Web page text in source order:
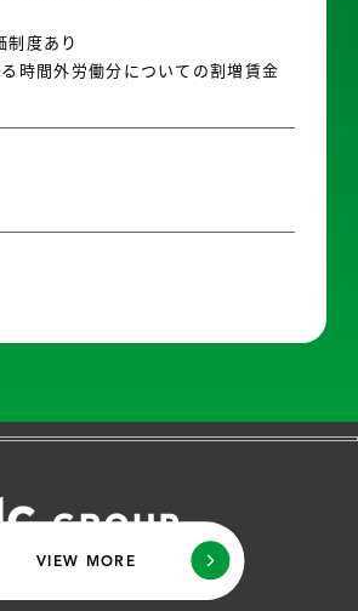
度あり
時間外労働分についての割増賃金
VIEW MORE
グループ